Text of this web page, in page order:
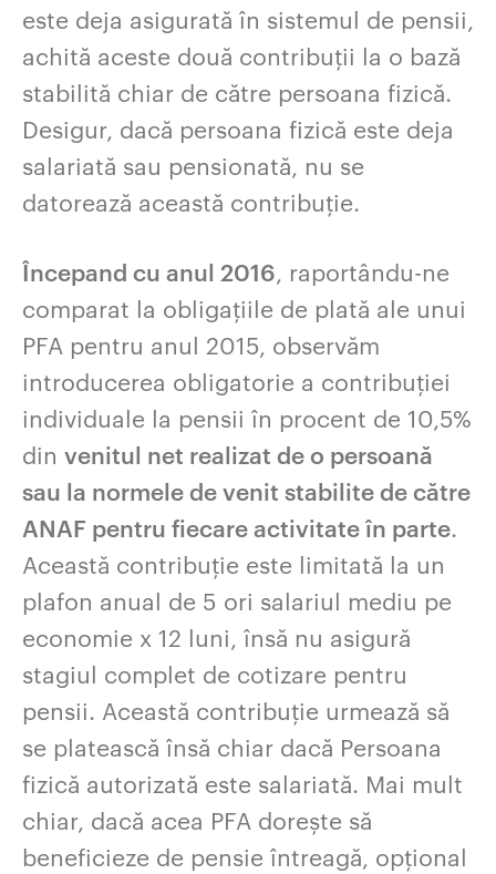
este deja asigurată în sistemul de pensii,
achită aceste două contribuții la o bază
stabilită chiar de către persoana fizică.
Desigur, dacă persoana fizică este deja
salariată sau pensionată, nu se
datorează această contribuție.
Începand cu anul 2016 , raportându-ne
comparat la obligațiile de plată ale unui
PFA pentru anul 2015, observăm
introducerea obligatorie a contribuției
individuale la pensii în procent de 10,5%
din venitul net realizat de o persoană
sau la normele de venit stabilite de către
ANAF pentru fiecare activitate în parte.
Această contribuție este limitată la un
plafon anual de 5 ori salariul mediu pe
economie x 12 luni, însă nu asigură
stagiul complet de cotizare pentru
pensii. Această contribuție urmează să
se platească însă chiar dacă Persoana
fizică autorizată este salariată. Mai mult
chiar, dacă acea PFA dorește să
beneficieze de pensie întreagă, opțional